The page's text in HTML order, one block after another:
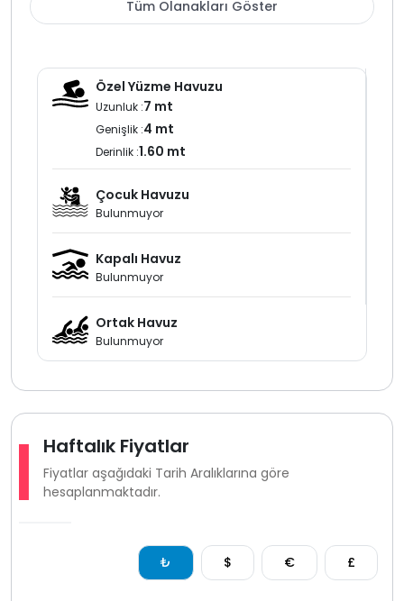
Tüm Olanakları Göster
Özel Yüzme Havuzu
Uzunluk :7 mt
Genişlik :4 mt
Derinlik :1.60 mt
Çocuk Havuzu
Bulunmuyor
Kapalı Havuz
Bulunmuyor
Ortak Havuz
Bulunmuyor
Haftalık Fiyatlar
Fiyatlar aşağıdaki Tarih Aralıklarına göre
hesaplanmaktadır.
₺ $ € £